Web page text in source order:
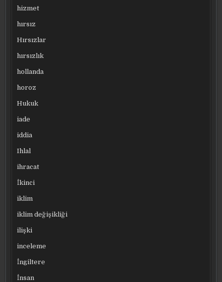
hizmet
hırsız
Hırsızlar
hırsızlık
hollanda
horoz
Hukuk
iade
iddia
Ihlal
ihracat
İkinci
iklim
iklim değişikliği
ilişki
inceleme
İngiltere
İnsan